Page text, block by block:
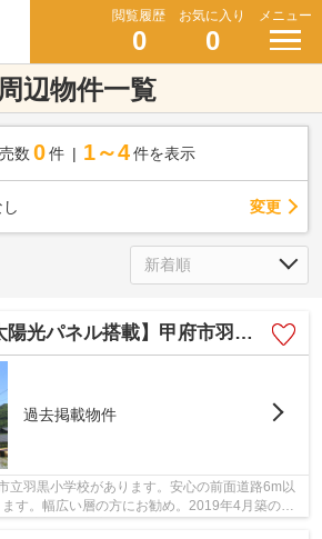
閲覧履歴
0
お気に入り
0
メニュー
辺物件一覧
数 0 件 1～4 件を表示
変更
陽光パネル搭載】甲府市羽黒町
過去掲載物件
立羽黒小学校があります。安心の前面道路6m以
す。幅広い層の方にお勧め。2019年4月築の室